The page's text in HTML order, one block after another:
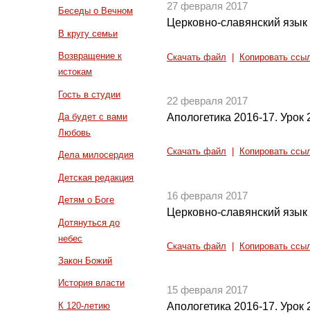
Беседы о Вечном
В кругу семьи
Возвращение к
истокам
Гость в студии
Да будет с вами
Любовь
Дела милосердия
Детская редакция
Детям о Боге
Дотянуться до
небес
Закон Божий
История власти
К 120-летию
27 февраля 2017
Церковно-славянский
Скачать файл Копировать
22 февраля 2017
Апологетика 2016-17. Урок
Скачать файл Копировать
16 февраля 2017
Церковно-славянский
Скачать файл Копировать
15 февраля 2017
Апологетика 2016-17. Урок